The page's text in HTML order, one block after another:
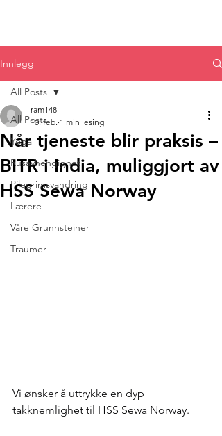
Innlegg
All Posts
Yoga
Rusavhengighet
Pilegrimsvandring
Lærere
Våre Grunnsteiner
Traumer
All Posts
Når tjeneste blir praksis –
BITR i India, muliggjort av
HSS Sewa Norway
ram148
10. feb. 1 min lesing
Vi ønsker å uttrykke en dyp
takknemlighet til HSS Sewa Norway.